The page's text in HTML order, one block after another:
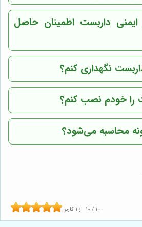
ایمنی داربست اطمینان حاصل
نگهداری کنم؟
را خودم نصب کنم؟
محاسبه می‌شود؟
10 / 10 از 1 کاربر